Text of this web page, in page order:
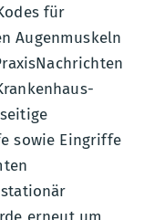
für
Augenmuskeln
sowie Eingriffe